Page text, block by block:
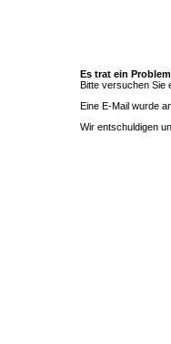
Es trat ein
Bitte versuchen Sie
Eine E-Mail wurde
Wir entschuldigen